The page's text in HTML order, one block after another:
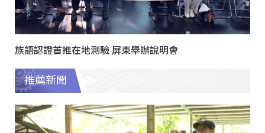
族語認證首推在地測驗 屏東舉辦說明會
推薦新聞